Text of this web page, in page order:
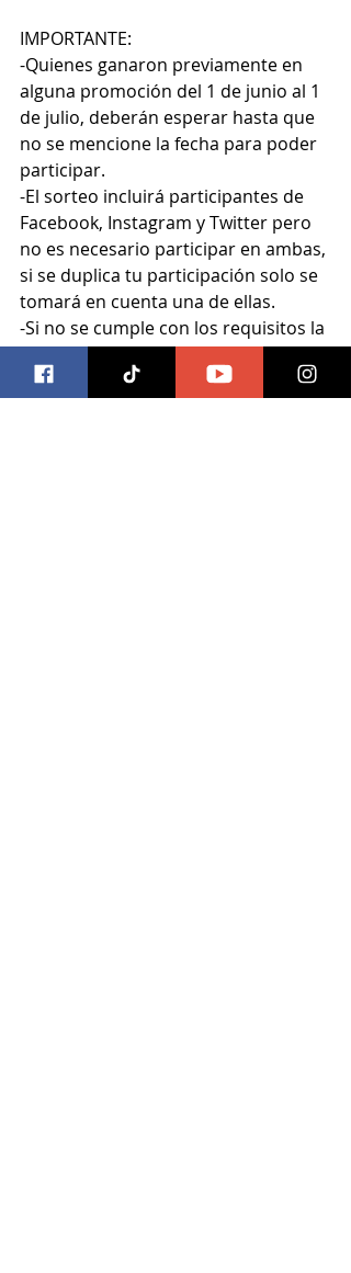
IMPORTANTE:
-Quienes ganaron previamente en
alguna promoción del 1 de junio al 1
de julio, deberán esperar hasta que
no se mencione la fecha para poder
participar.
-El sorteo incluirá participantes de
Facebook, Instagram y Twitter pero
no es necesario participar en ambas,
si se duplica tu participación solo se
tomará en cuenta una de ellas.
-Si no se cumple con los requisitos la
participación será inválida sin
excepciones.